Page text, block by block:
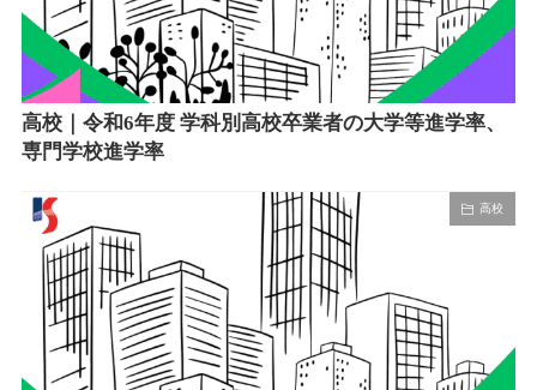
高校｜令和6年度 学科別高校卒業者の大学等進学率、
専門学校進学率
高校